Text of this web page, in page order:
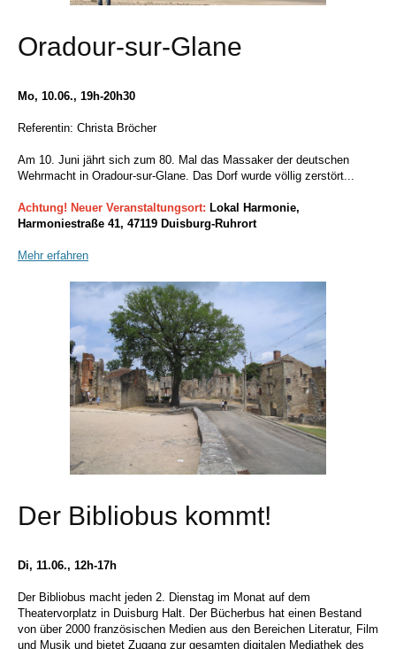
Oradour-sur-Glane
Mo, 10.06., 19h-20h30
Referentin: Christa Bröcher
Am 10. Juni jährt sich zum 80. Mal das Massaker der deutschen
Wehrmacht in Oradour-sur-Glane. Das Dorf wurde völlig zerstört...
Achtung! Neuer Veranstaltungsort: Lokal Harmonie,
Harmoniestraße 41, 47119 Duisburg-Ruhrort
Mehr erfahren
Der Bibliobus kommt!
Di, 11.06., 12h-17h
Der Bibliobus macht jeden 2. Dienstag im Monat auf dem
Theatervorplatz in Duisburg Halt. Der Bücherbus hat einen Bestand
von über 2000 französischen Medien aus den Bereichen Literatur, Film
und Musik und bietet Zugang zur gesamten digitalen Mediathek des